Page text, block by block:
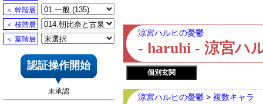
涼宮ハルヒの憂鬱
- haruhi - 涼宮ハ
個別玄関
涼宮ハルヒの憂鬱 > 複数キャラ
＜ 幹階層
＜ 枝階層
＜ 葉階層
認証操作開始
未承認